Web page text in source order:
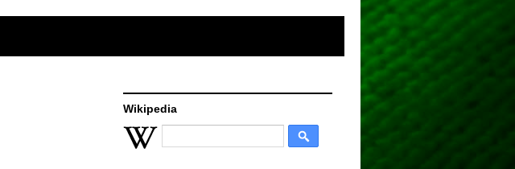
Wikipedia